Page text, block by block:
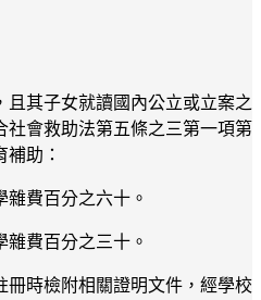
且其子女就讀國內公立或立案之
會救助法第五條之三第一項第
助：
費百分之六十。
費百分之三十。
冊時檢附相關證明文件，經學校